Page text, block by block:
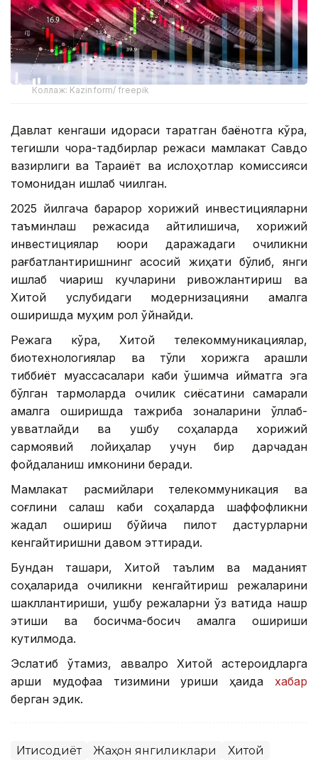
Коллаж: Kazinform/ freepik
Давлат кенгаши идораси тарқатган баёнотга кўра,
тегишли чора-тадбирлар режаси мамлакат Савдо
вазирлиги ва Тараққиёт ва ислоҳотлар комиссияси
томонидан ишлаб чиқилган.
2025 йилгача барқарор хорижий инвестицияларни
таъминлаш режасида айтилишича, хорижий
инвестициялар юқори даражадаги очиқликни
рағбатлантиришнинг асосий жиҳати бўлиб, янги
ишлаб чиқариш кучларини ривожлантириш ва
Хитой услубидаги модернизацияни амалга
оширишда муҳим рол ўйнайди.
Режага кўра, Хитой телекоммуникациялар,
биотехнологиялар ва тўлиқ хорижга қарашли
тиббиёт муассасалари каби қўшимча қийматга эга
бўлган тармоқларда очиқлик сиёсатини самарали
амалга оширишда тажриба зоналарини қўллаб-
қувватлайди ва ушбу соҳаларда хорижий
сармоявий лойиҳалар учун бир дарчадан
фойдаланиш имконини беради.
Мамлакат расмийлари телекоммуникация ва
соғлиқни сақлаш каби соҳаларда шаффофликни
жадал ошириш бўйича пилот дастурларни
кенгайтиришни давом эттиради.
Бундан ташқари, Хитой таълим ва маданият
соҳаларида очиқликни кенгайтириш режаларини
шакллантириши, ушбу режаларни ўз вақтида нашр
этиши ва босқичма-босқич амалга ошириши
кутилмоқда.
Эслатиб ўтамиз, аввалроқ Хитой астероидларга
қарши мудофаа тизимини қуриши ҳақида хабар
берган эдик.
Иқтисодиёт Жаҳон янгиликлари Хитой